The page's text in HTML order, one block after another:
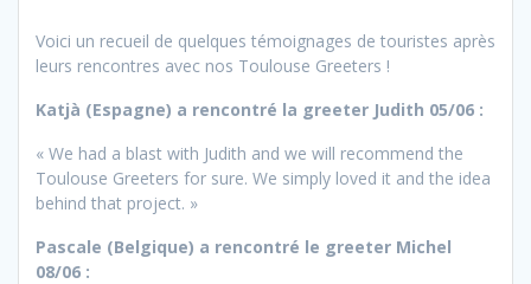
Voici un recueil de quelques témoignages de touristes après
leurs rencontres avec nos Toulouse Greeters !
Katjà (Espagne) a rencontré la greeter Judith 05/06 :
« We had a blast with Judith and we will recommend the
Toulouse Greeters for sure. We simply loved it and the idea
behind that project. »
Pascale (Belgique) a rencontré le greeter Michel
08/06 :